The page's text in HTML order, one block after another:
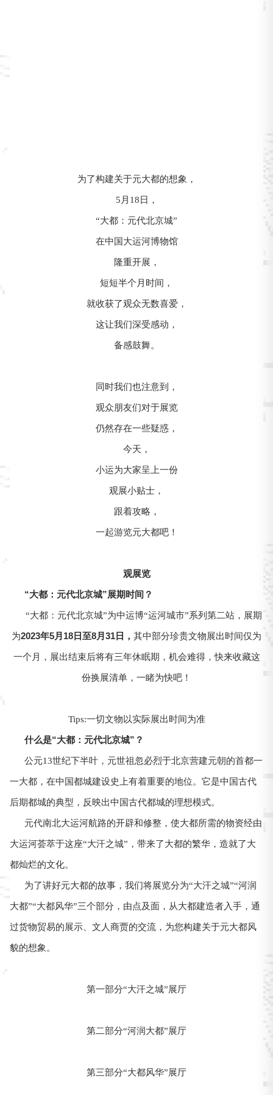
为了构建关于元大都的想象，
5月18日，
“大都：元代北京城”
在中国大运河博物馆
隆重开展，
短短半个月时间，
就收获了观众无数喜爱，
这让我们深受感动，
备感鼓舞。
同时我们也注意到，
观众朋友们对于展览
仍然存在一些疑惑，
今天，
小运为大家呈上一份
观展小贴士，
跟着攻略，
一起游览元大都吧！
观展览
“大都：元代北京城”展期时间？
“大都：元代北京城”为中运博“运河城市”系列第二站，展期
为2023年5月 18 日至8月31日 ， 其中部分珍贵文物展出时间仅为
一个月，展出结束后将有三年休眠期，机会难得，快来收藏这
份换展清单，一睹为快吧！
Tips:一切文物以实际展出时间为准
什么是“大都：元代北京城”？
公元13世纪下半叶，元世祖忽必烈于北京营建元朝的首都一
一大都，在中国都城建设史上有着重要的地位。它是中国古代
后期都城的典型，反映出中国古代都城的理想模式。
元代南北大运河航路的开辟和修整，使大都所需的物资经由
大运河荟萃于这座“大汗之城”，带来了大都的繁华，造就了大
都灿烂的文化。
为了讲好元大都的故事，我们将展览分为“大汗之城”“河润
大都”“大都风华”三个部分，由点及面，从大都建造者入手，通
过货物贸易的展示、文人商贾的交流，为您构建关于元大都风
貌的想象。
第一部分“大汗之城”展厅
第二部分“河润大都”展厅
第三部分“大都风华”展厅